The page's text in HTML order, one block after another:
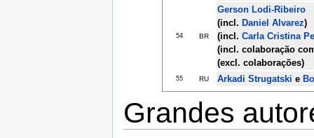
54 BR
Gerson Lodi-Ribeiro
(incl. Daniel Alvarez)
(incl. Carla Cristina
(incl. colaboração
(excl. colaborações)
55 RU Arkadi Strugatski e
Grandes